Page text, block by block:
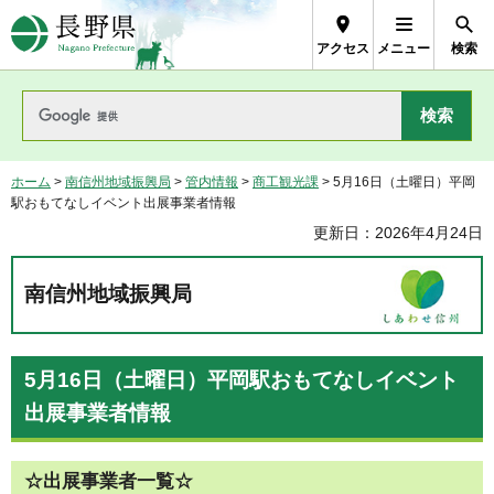
長野県Nagano Prefecture
アクセス メニュー 検索
ホーム > 南信州地域振興局 > 管内情報 > 商工観光課 > 5月16日（土曜日）平岡
駅おもてなしイベント出展事業者情報
更新日：2026年4月24日
南信州地域振興局
5月16日（土曜日）平岡駅おもてなしイベント
出展事業者情報
☆出展事業者一覧☆